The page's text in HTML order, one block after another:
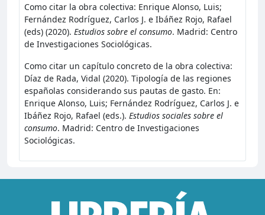
Como citar la obra colectiva: Enrique Alonso, Luis;
Fernández Rodríguez, Carlos J. e Ibáñez Rojo, Rafael
(eds) (2020). Estudios sobre el consumo. Madrid: Centro
de Investigaciones Sociológicas.
Como citar un capítulo concreto de la obra colectiva:
Díaz de Rada, Vidal (2020). Tipología de las regiones
españolas considerando sus pautas de gasto. En:
Enrique Alonso, Luis; Fernández Rodríguez, Carlos J. e
Ibáñez Rojo, Rafael (eds.). Estudios sociales sobre el
consumo. Madrid: Centro de Investigaciones
Sociológicas.